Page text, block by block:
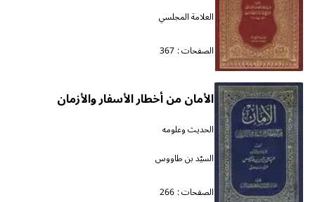
العلامة المجلسي
الصفحات : 367
الأمان من أخطار الأسفار والأزمان
الحديث وعلومه
السيّد بن طاووس
الصفحات : 266